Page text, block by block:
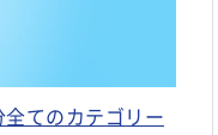
全てのカテゴリー